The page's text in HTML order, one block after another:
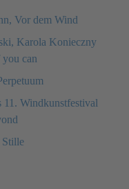
Vor dem Wind
Karola Konieczny
can
11. Windkunstfestival
Stille